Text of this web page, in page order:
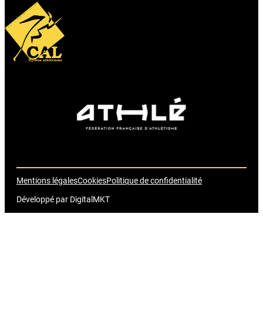
Mentions légalesCookiesPolitique de confidentialité
Développé par DigitalMKT